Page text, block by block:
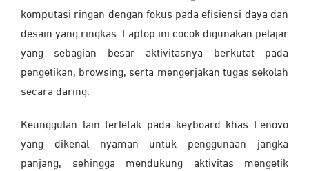
komputasi ringan dengan fokus pada efisiensi daya dan
desain yang ringkas. Laptop ini cocok digunakan pelajar
yang sebagian besar aktivitasnya berkutat pada
pengetikan, browsing, serta mengerjakan tugas sekolah
secara daring.
Keunggulan lain terletak pada keyboard khas Lenovo
yang dikenal nyaman untuk penggunaan jangka
panjang, sehingga mendukung aktivitas mengetik